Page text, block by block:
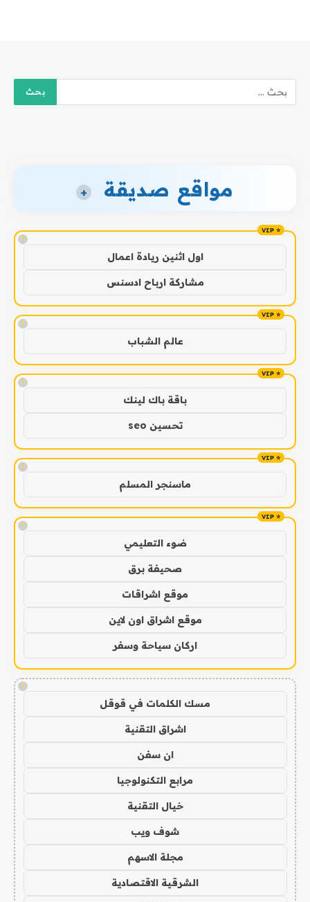
مواقع صديقة +
!
اول اثنين ريادة اعمال
مشاركة ارباح ادسنس
!
عالم الشباب
!
باقة باك لينك
تحسين seo
!
ماسنجر المسلم
!
ضوء التعليمي
صحيفة برق
موقع اشراقات
موقع اشراق اون لاين
اركان سياحة وسفر
!
مسك الكلمات في قوقل
اشراق التقنية
ان سفن
مرابع التكنولوجيا
خيال التقنية
شوف ويب
مجلة الاسهم
الشرقية الاقتصادية